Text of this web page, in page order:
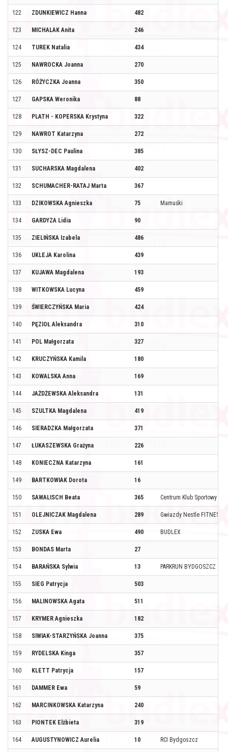
122 ZDUNKIEWICZ Hanna 482
123 MICHALAK Anita 246
124 TUREK Natalia 434
125 NAWROCKA Joanna 270
126 RÓŻYCZKA Joanna 350
127 GAPSKA Weronika 88
128 PLATH - KOPERSKA Krystyna 322
129 NAWROT Katarzyna 272
130 SŁYSZ-DEC Paulina 385
131 SUCHARSKA Magdalena 402
132 SCHUMACHER-RATAJ Marta 367
133 DZIKOWSKA Agnieszka 75 Mamuśki
134 GARDYZA Lidia 90
135 ZIELIŃSKA Izabela 486
136 UKLEJA Karolina 439
137 KUJAWA Magdalena 193
138 WITKOWSKA Lucyna 459
139 ŚWIERCZYŃSKA Maria 424
140 PĘZIOŁ Aleksandra 310
141 POL Małgorzata 327
142 KRUCZYŃSKA Kamila 180
143 KOWALSKA Anna 169
144 JAŻDŻEWSKA Aleksandra 131
145 SZULTKA Magdalena 419
146 SIERADZKA Małgorzata 371
147 ŁUKASZEWSKA Grażyna 226
148 KONIECZNA Katarzyna 161
149 BARTKOWIAK Dorota 16
150 SAWALISCH Beata 365 Centrum Klub Sportowy
151 OLEJNICZAK Magdalena 289 Gwiazdy Nestle FITNESS
152 ZUSKA Ewa 490 BUDLEX
153 BONDAS Marta 27
154 BARAŃSKA Sylwia 13 PARKRUN BYDGOSZCZ
155 SIEG Patrycja 503
156 MALINOWSKA Agata 511
157 KRYMER Agnieszka 182
158 SIWIAK-STARZYŃSKA Joanna 375
159 RYDELSKA Kinga 357
160 KLETT Patrycja 157
161 DAMMER Ewa 59
162 MARCINKOWSKA Katarzyna 240
163 PIONTEK Elżbieta 319
164 AUGUSTYNOWICZ Aurelia 10 RCI Bydgoszcz